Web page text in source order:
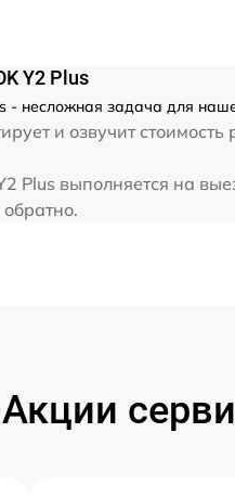
от
от
Y2 Plus
несложная задача для
и озвучит
Plus выполняется на
Акции